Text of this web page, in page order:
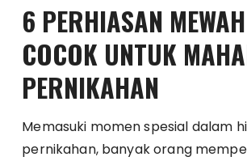
6 PERHIASAN
COCOK UNTUK
PERNIKAHAN
Memasuki momen spesial dalam
pernikahan, banyak orang